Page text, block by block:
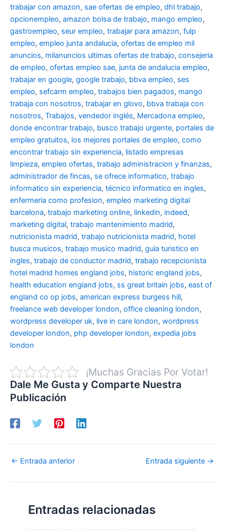
trabajar con amazon, sae ofertas de empleo, dhl trabajo,
opcionempleo, amazon bolsa de trabajo, mango empleo,
gastroempleo, seur empleo, trabajar para amazon, fulp
empleo, empleo junta andalucia, ofertas de empleo mil
anuncios, milanuncios ultimas ofertas de trabajo, consejeria
de empleo, ofertas empleo sae, junta de andalucia empleo,
trabajar en google, google trabajo, bbva empleo, ses
empleo, sefcarm empleo, trabajos bien pagados, mango
trabaja con nosotros, trabajar en glovo, bbva trabaja con
nosotros, Trabajos, vendedor inglés, Mercadona empleo,
donde encontrar trabajo, busco trabajo urgente, portales de
empleo gratuitos, los mejores portales de empleo, como
encontrar trabajo sin experiencia, listado empresas
limpieza, empleo ofertas, trabajo administracion y finanzas,
administrador de fincas, se ofrece informatico, trabajo
informatico sin experiencia, técnico informatico en ingles,
enfermeria como profesion, empleo marketing digital
barcelona, trabajo marketing online, linkedin, indeed,
marketing digital, trabajo mantenimiento madrid,
nutricionista madrid, trabajo nutricionista madrid, hotel
busca musicos, trabajo musico madrid, guia turistico en
ingles, trabajo de conductor madrid, trabajo recepcionista
hotel madrid homes england jobs, historic england jobs,
health education england jobs, ss great britain jobs, east of
england co op jobs, american express burgess hill,
freelance web developer london, office cleaning london,
wordpress developer uk, live in care london, wordpress
developer london, php developer london, expedia jobs
london
¡Muchas Gracias Por Votar!
Dale Me Gusta y Comparte Nuestra
Publicación
← Entrada anterior Entrada siguiente →
Entradas relacionadas